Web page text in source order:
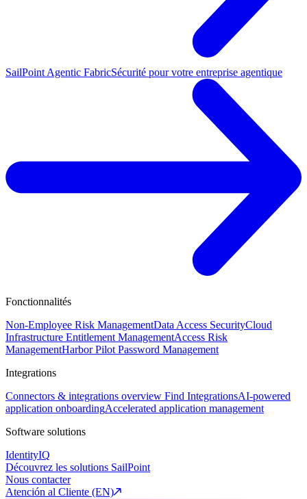
SailPoint Agentic FabricSécurité pour votre entreprise agentique
Fonctionnalités
Non-Employee Risk ManagementData Access SecurityCloud
Infrastructure Entitlement ManagementAccess Risk
ManagementHarbor Pilot Password Management
Integrations
Connectors & integrations overview Find IntegrationsAI-powered
application onboardingAccelerated application management
Software solutions
IdentityIQ
Découvrez les solutions SailPoint
Nous contacter
Atención al Cliente (EN)